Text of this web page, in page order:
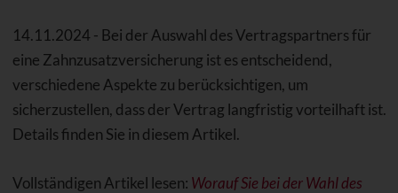
14.11.2024 - Bei der Auswahl des Vertragspartners für
eine Zahnzusatzversicherung ist es entscheidend,
verschiedene Aspekte zu berücksichtigen, um
sicherzustellen, dass der Vertrag langfristig vorteilhaft ist.
Details finden Sie in diesem Artikel.
Vollständigen Artikel lesen: Worauf Sie bei der Wahl des